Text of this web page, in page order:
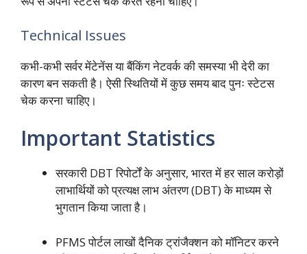
Technical Issues
कभी-कभी सर्वर मेंटेनेंस या बैंकिंग नेटवर्क की समस्या भी देरी का
कारण बन सकती है। ऐसी स्थितियों में कुछ समय बाद पुनः स्टेटस
चेक करना चाहिए।
Important Statistics
सरकारी DBT रिपोर्टों के अनुसार, भारत में हर साल करोड़ों
लाभार्थियों को प्रत्यक्ष लाभ अंतरण (DBT) के माध्यम से
भुगतान किया जाता है।
PFMS पोर्टल लाखों दैनिक ट्रांजैक्शन को मॉनिटर करने